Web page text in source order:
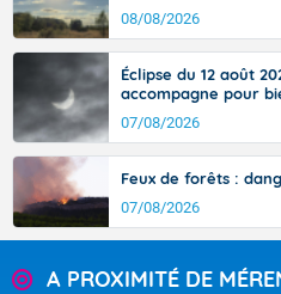
08/08/2026
Éclipse du 12 août
accompagne pour
07/08/2026
Feux de forêts :
07/08/2026
A PROXIMITÉ DE